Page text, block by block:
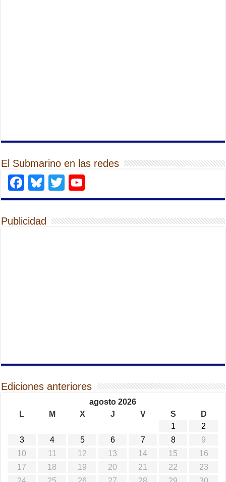
El Submarino en las redes
Facebook
Bluesky
Twitter
Publicidad
Ediciones anteriores
agosto 2026
L
M X J V S
D
1
2
3
4 5 6 7 8
9
10
11 12 13 14 15
16
17
18 19 20 21 22
23